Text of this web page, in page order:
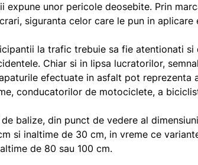
expune unor pericole deosebite. Prin
siguranta celor care le pun in
la trafic trebuie sa fie atentionati si
Chiar si in lipsa lucratorilor,
efectuate in asfalt pot reprezenta
conducatorilor de motociclete, a
balize, din punct de vedere al
si inaltime de 30 cm, in vreme ce
de 80 sau 100 cm.